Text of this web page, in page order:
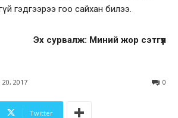
гэдгээрээ гоо сайхан билээ.
Эх сурвалж: Миний жор сэтгүүл
20, 2017 0
Twitter